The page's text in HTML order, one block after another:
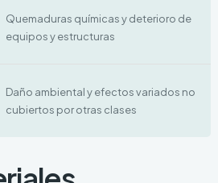
Quemaduras químicas y deterioro de
equipos y estructuras
Daño ambiental y efectos variados no
cubiertos por otras clases